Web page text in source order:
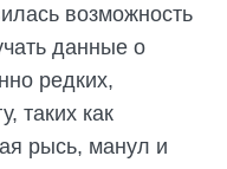
возможность
данные о
редких,
таких как
рысь, манул и